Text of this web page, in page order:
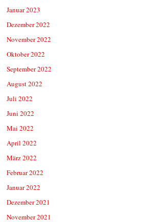
Januar 2023
Dezember 2022
November 2022
Oktober 2022
September 2022
August 2022
Juli 2022
Juni 2022
Mai 2022
April 2022
März 2022
Februar 2022
Januar 2022
Dezember 2021
November 2021